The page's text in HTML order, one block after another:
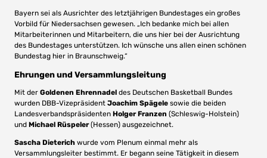
Bayern sei als Ausrichter des letztjährigen Bundestages ein großes
Vorbild für Niedersachsen gewesen. „Ich bedanke mich bei allen
Mitarbeiterinnen und Mitarbeitern, die uns hier bei der Ausrichtung
des Bundestages unterstützen. Ich wünsche uns allen einen schönen
Bundestag hier in Braunschweig.“
Ehrungen und Versammlungsleitung
Mit der Goldenen Ehrennadel des Deutschen Basketball Bundes
wurden DBB-Vizepräsident Joachim Spägele sowie die beiden
Landesverbandspräsidenten Holger Franzen (Schleswig-Holstein)
und Michael Rüspeler(Hessen) ausgezeichnet.
Sascha Dieterich wurde vom Plenum einmal mehr als
Versammlungsleiter bestimmt. Er begann seine Tätigkeit in diesem